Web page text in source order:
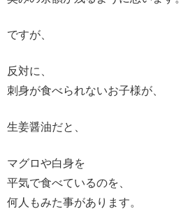
ですが、
反対に、
刺身が食べられないお子様が、
生姜醤油だと、
マグロや白身を
平気で食べているのを、
何人もみた事があります。